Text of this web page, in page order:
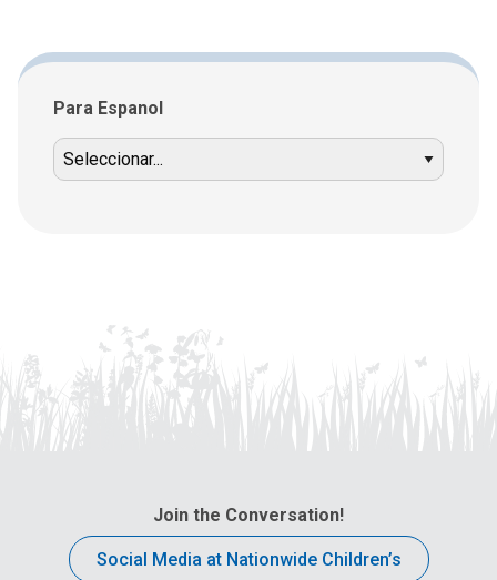
Para Espanol
Join the Conversation!
Social Media at Nationwide Children’s